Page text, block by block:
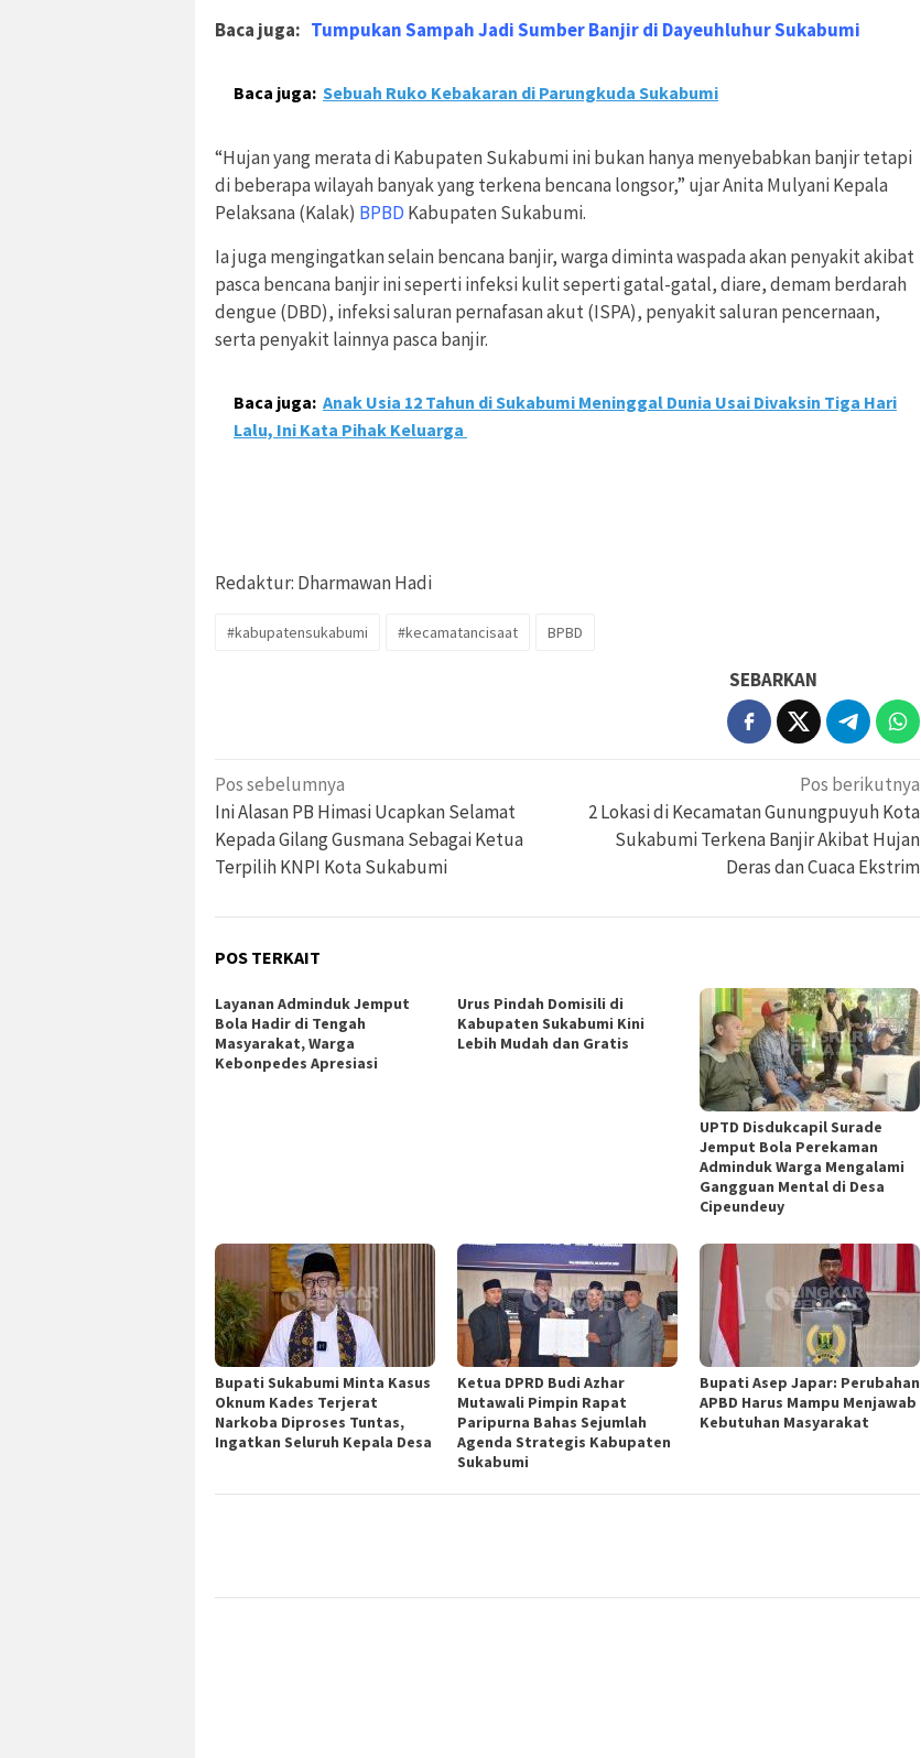
Baca juga: Tumpukan Sampah Jadi Sumber Banjir di Dayeuhluhur Sukabumi
Baca juga: Sebuah Ruko Kebakaran di Parungkuda Sukabumi
“Hujan yang merata di Kabupaten Sukabumi ini bukan hanya menyebabkan banjir tetapi
di beberapa wilayah banyak yang terkena bencana longsor,” ujar Anita Mulyani Kepala
Pelaksana (Kalak) BPBD Kabupaten Sukabumi.
Ia juga mengingatkan selain bencana banjir, warga diminta waspada akan penyakit akibat
pasca bencana banjir ini seperti infeksi kulit seperti gatal-gatal, diare, demam berdarah
dengue (DBD), infeksi saluran pernafasan akut (ISPA), penyakit saluran pencernaan,
serta penyakit lainnya pasca banjir.
Baca juga: Anak Usia 12 Tahun di Sukabumi Meninggal Dunia Usai Divaksin Tiga Hari
Lalu, Ini Kata Pihak Keluarga
Redaktur: Dharmawan Hadi
#kabupatensukabumi #kecamatancisaat BPBD
SEBARKAN
Navigasi
pos
Pos sebelumnya
Ini Alasan PB Himasi Ucapkan Selamat
Kepada Gilang Gusmana Sebagai Ketua
Terpilih KNPI Kota Sukabumi
Pos berikutnya
2 Lokasi di Kecamatan Gunungpuyuh Kota
Sukabumi Terkena Banjir Akibat Hujan
Deras dan Cuaca Ekstrim
POS TERKAIT
Layanan Adminduk Jemput
Bola Hadir di Tengah
Masyarakat, Warga
Kebonpedes Apresiasi
Urus Pindah Domisili di
Kabupaten Sukabumi Kini
Lebih Mudah dan Gratis
UPTD Disdukcapil Surade
Jemput Bola Perekaman
Adminduk Warga Mengalami
Gangguan Mental di Desa
Cipeundeuy
Bupati Sukabumi Minta Kasus
Oknum Kades Terjerat
Narkoba Diproses Tuntas,
Ingatkan Seluruh Kepala Desa
Ketua DPRD Budi Azhar
Mutawali Pimpin Rapat
Paripurna Bahas Sejumlah
Agenda Strategis Kabupaten
Sukabumi
Bupati Asep Japar: Perubahan
APBD Harus Mampu Menjawab
Kebutuhan Masyarakat